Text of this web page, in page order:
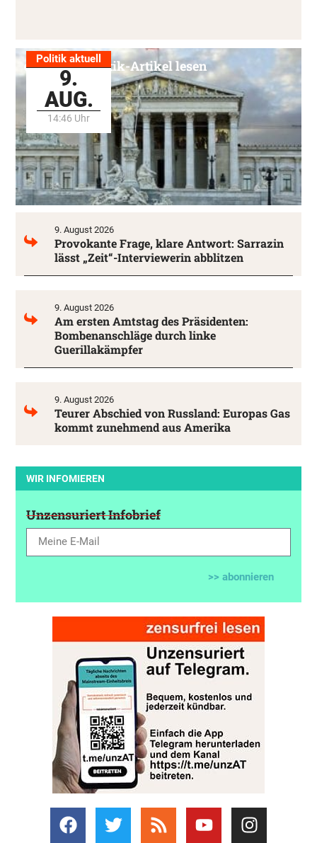
Politik aktuell
9.
AUG.
14:46 Uhr
Alle Politik-Artikel lesen
9. August 2026
Provokante Frage, klare Antwort: Sarrazin
lässt „Zeit“-Interviewerin abblitzen
9. August 2026
Am ersten Amtstag des Präsidenten:
Bombenanschläge durch linke
Guerillakämpfer
9. August 2026
Teurer Abschied von Russland: Europas Gas
kommt zunehmend aus Amerika
WIR INFOMIEREN
Unzensuriert Infobrief
>> abonnieren